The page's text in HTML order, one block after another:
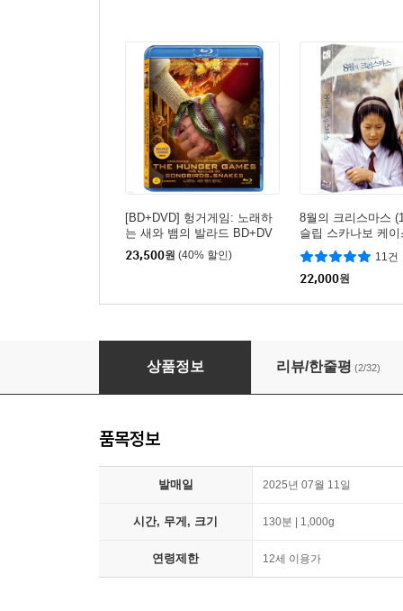
[BD+DVD] 헝거게임: 노래하
는 새와 뱀의 발라드 BD+DV
D COMBO 2DISC
23,500원 (40% 할인)
8월의 크리스마스
슬립 스카나보 케
레이
11건
22,000원
더 퍼스트 슬램덩크 (1Disc, 4K UHD 스틸북 한
상품정보 리뷰/한줄평 (2/32)
품목정보
발매일 2025년 07월 11일
시간, 무게, 크기 130분 | 1,000g
연령제한 12세 이용가